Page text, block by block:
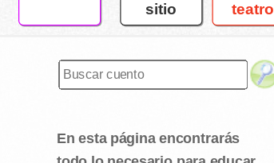
sitio teatro
En esta página encontrarás